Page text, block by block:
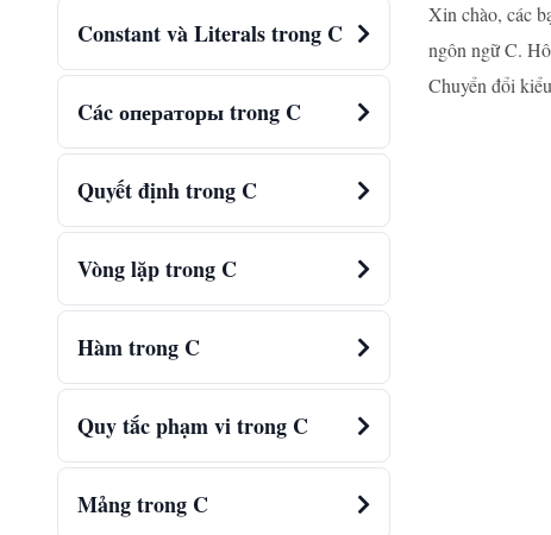
Constant và Literals trong C
Các операторы trong C
Quyết định trong C
Vòng lặp trong C
Hàm trong C
Quy tắc phạm vi trong C
Mảng trong C
Xin chào, các
ngôn ngữ C.
Chuyển đổi